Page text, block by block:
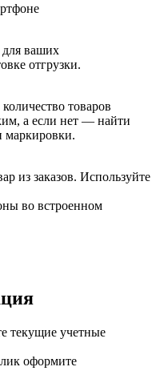
для ваших
отгрузки.
товаров
а если нет — найти
маркировки.
из заказов. Используйте
во встроенном
текущие учетные
оформите